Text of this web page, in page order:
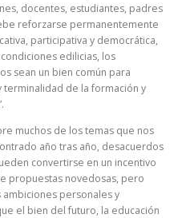
docentes, estudiantes, padres
reforzarse permanentemente
participativa y democrática,
edilicias, los
sean un bien común para
terminalidad de la formación y
muchos de los temas que nos
año tras año, desacuerdos
convertirse en un incentivo
propuestas novedosas, pero
personales y
el bien del futuro, la educación